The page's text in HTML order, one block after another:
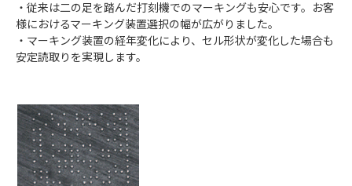
・従来は二の足を踏んだ打刻機でのマーキングも安心です。お客
様におけるマーキング装置選択の幅が広がりました。
・マーキング装置の経年変化により、セル形状が変化した場合も
安定読取りを実現します。